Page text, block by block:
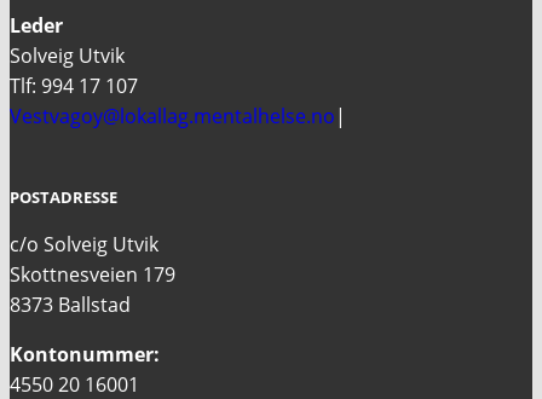
Leder
Solveig Utvik
Tlf: 994 17 107
Vestvagoy@lokallag.mentalhelse.no|
POSTADRESSE
c/o Solveig Utvik
Skottnesveien 179
8373 Ballstad
Kontonummer:
4550 20 16001